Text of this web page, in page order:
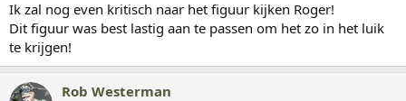
:
Ik zal nog even kritisch naar het figuur kijken Roger!
Dit figuur was best lastig aan te passen om het zo in het luik
te krijgen!
Rob Westerman